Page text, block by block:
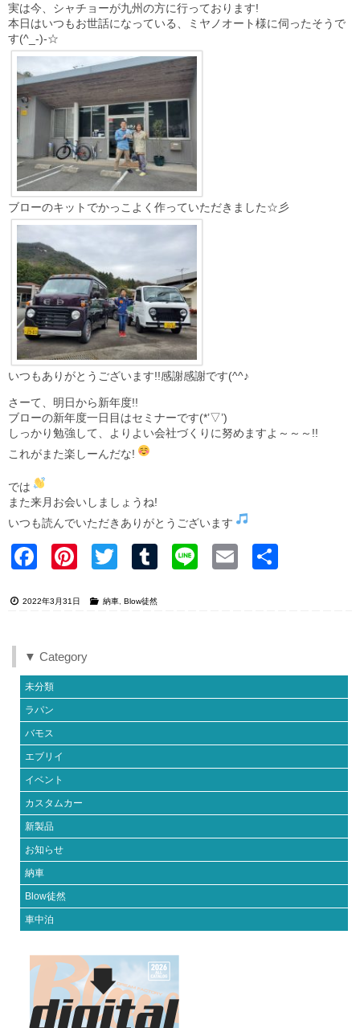
実は今、シャチョーが九州の方に行っております!
本日はいつもお世話になっている、ミヤノオート様に伺ったそうで
す(^_-)-☆
ブローのキットでかっこよく作っていただきました☆彡
いつもありがとうございます!!感謝感謝です(^^♪
さーて、明日から新年度!!
ブローの新年度一日目はセミナーです(*’▽’)
しっかり勉強して、よりよい会社づくりに努めますよ～～～!!
これがまた楽しーんだな!
では
また来月お会いしましょうね!
いつも読んでいただきありがとうございます
Faceb Pinter Twitter Tumblr Line Email
2022年3月31日 納車 ,Blow徒然
▼ Category
未分類
ラパン
バモス
エブリイ
イベント
カスタムカー
新製品
お知らせ
納車
Blow徒然
車中泊